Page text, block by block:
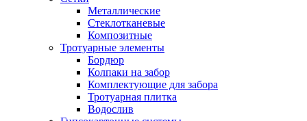
Металлические
Стеклотканевые
Композитные
Тротуарные элементы
Бордюр
Колпаки на забор
Комплектующие для забора
Тротуарная плитка
Водослив